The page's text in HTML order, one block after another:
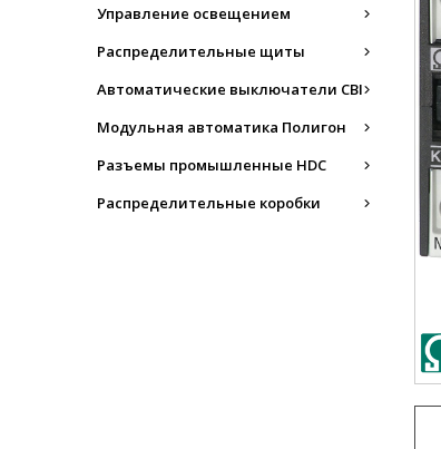
Управление освещением
Распределительные щиты
Автоматические выключатели CBI
Модульная автоматика Полигон
Разъемы промышленные HDC
Распределительные коробки